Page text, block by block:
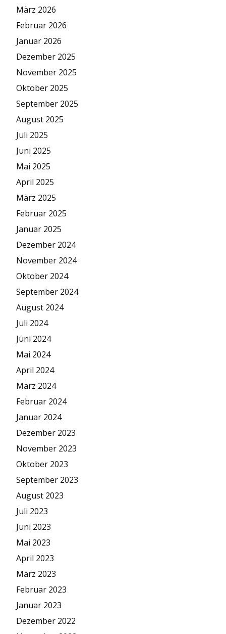
März 2026
Februar 2026
Januar 2026
Dezember 2025
November 2025
Oktober 2025
September 2025
August 2025
Juli 2025
Juni 2025
Mai 2025
April 2025
März 2025
Februar 2025
Januar 2025
Dezember 2024
November 2024
Oktober 2024
September 2024
August 2024
Juli 2024
Juni 2024
Mai 2024
April 2024
März 2024
Februar 2024
Januar 2024
Dezember 2023
November 2023
Oktober 2023
September 2023
August 2023
Juli 2023
Juni 2023
Mai 2023
April 2023
März 2023
Februar 2023
Januar 2023
Dezember 2022